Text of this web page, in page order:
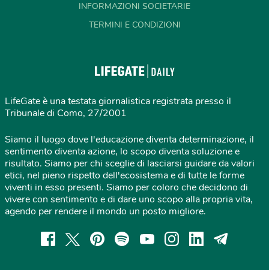
INFORMAZIONI SOCIETARIE
TERMINI E CONDIZIONI
LifeGate è una testata giornalistica registrata presso il
Tribunale di Como, 27/2001
Siamo il luogo dove l'educazione diventa determinazione, il
sentimento diventa azione, lo scopo diventa soluzione e
risultato. Siamo per chi sceglie di lasciarsi guidare da valori
etici, nel pieno rispetto dell'ecosistema e di tutte le forme
viventi in esso presenti. Siamo per coloro che decidono di
vivere con sentimento e di dare uno scopo alla propria vita,
agendo per rendere il mondo un posto migliore.